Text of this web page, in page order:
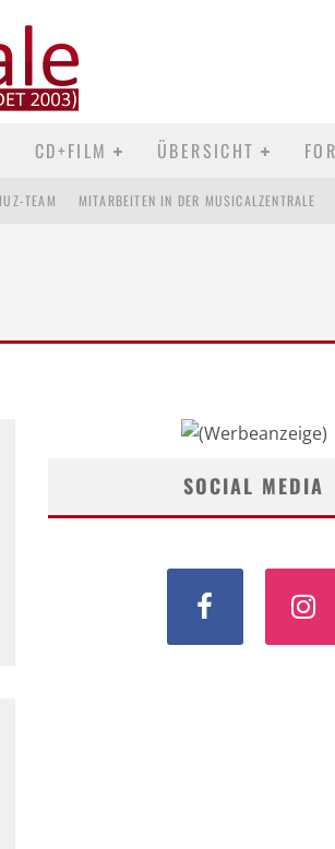
CD+FILM ÜBERSICHT
TEAM MITARBEITEN IN DER MUSICALZENTRALE
SOCIAL MEDIA